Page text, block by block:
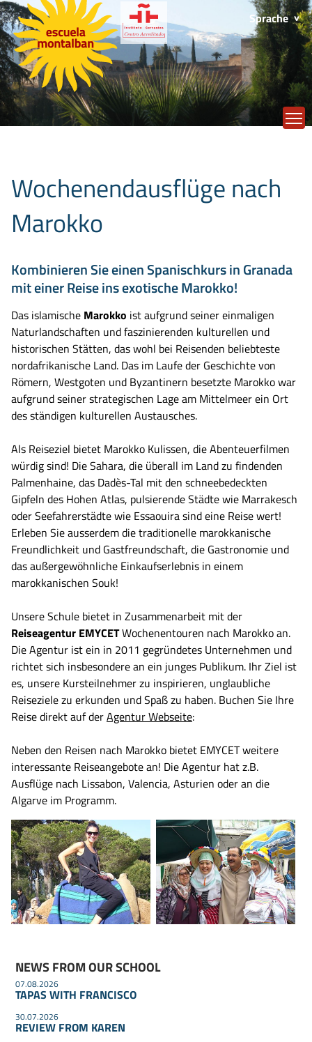
Sprache
Wochenendausflüge nach
Marokko
Kombinieren Sie einen Spanischkurs in Granada
mit einer Reise ins exotische Marokko!
Das islamische Marokko ist aufgrund seiner einmaligen
Naturlandschaften und faszinierenden kulturellen und
historischen Stätten, das wohl bei Reisenden beliebteste
nordafrikanische Land. Das im Laufe der Geschichte von
Römern, Westgoten und Byzantinern besetzte Marokko war
aufgrund seiner strategischen Lage am Mittelmeer ein Ort
des ständigen kulturellen Austausches.
Als Reiseziel bietet Marokko Kulissen, die Abenteuerfilmen
würdig sind! Die Sahara, die überall im Land zu findenden
Palmenhaine, das Dadès-Tal mit den schneebedeckten
Gipfeln des Hohen Atlas, pulsierende Städte wie Marrakesch
oder Seefahrerstädte wie Essaouira sind eine Reise wert!
Erleben Sie ausserdem die traditionelle marokkanische
Freundlichkeit und Gastfreundschaft, die Gastronomie und
das außergewöhnliche Einkaufserlebnis in einem
marokkanischen Souk!
Unsere Schule bietet in Zusammenarbeit mit der
Reiseagentur EMYCETWochenentouren nach Marokko an.
Die Agentur ist ein in 2011 gegründetes Unternehmen und
richtet sich insbesondere an ein junges Publikum. Ihr Ziel ist
es, unsere Kursteilnehmer zu inspirieren, unglaubliche
Reiseziele zu erkunden und Spaß zu haben. Buchen Sie Ihre
Reise direkt auf derAgentur Webseite:
Neben den Reisen nach Marokko bietet EMYCET weitere
interessante Reiseangebote an! Die Agentur hat z.B.
Ausflüge nach Lissabon, Valencia, Asturien oder an die
Algarve im Programm.
NEWS FROM OUR SCHOOL
07.08.2026
TAPAS WITH FRANCISCO
30.07.2026
REVIEW FROM KAREN